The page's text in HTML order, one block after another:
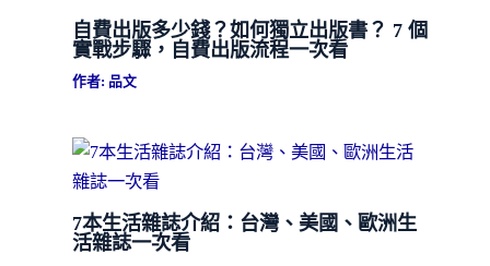
自費出版多少錢？如何獨立出版書？ 7 個
實戰步驟，自費出版流程一次看
作者: 品文
7本生活雜誌介紹：台灣、美國、歐洲生
活雜誌一次看